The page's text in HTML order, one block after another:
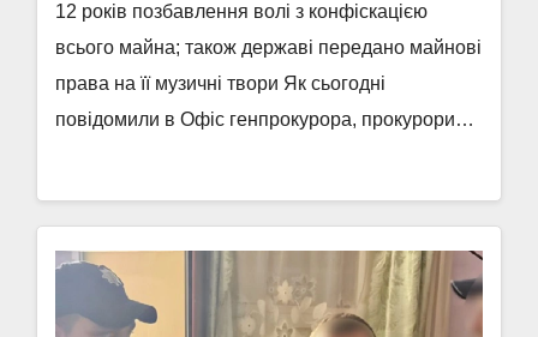
12 років позбавлення волі з конфіскацією
всього майна; також державі передано майнові
права на її музичні твори Як сьогодні
повідомили в Офіс генпрокурора, прокурори…